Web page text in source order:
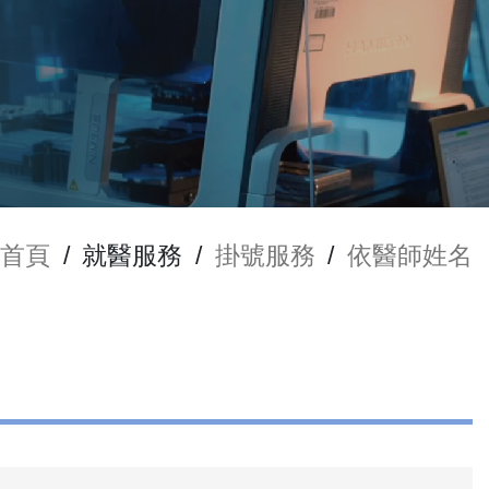
首頁 / 就醫服務 / 掛號服務 / 依醫師姓名